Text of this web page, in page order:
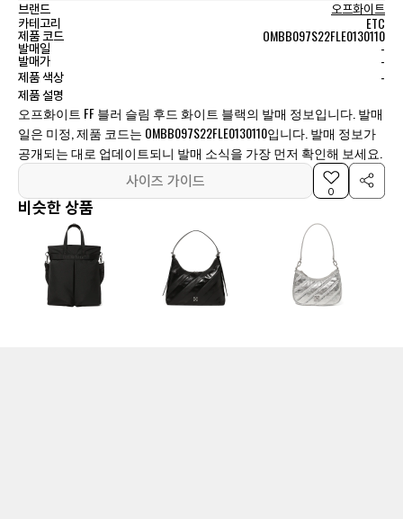
브랜드
오프화이트
카테고리
ETC
제품 코드 OMBB097S22FLE0130110
발매일 -
발매가 -
제품 색상 -
제품 설명
오프화이트 FF 블러 슬림 후드 화이트 블랙의 발매 정보입니다. 발매
일은 미정, 제품 코드는 OMBB097S22FLE0130110입니다. 발매 정보가
공개되는 대로 업데이트되니 발매 소식을 가장 먼저 확인해 보세요.
사이즈 가이드
0
비슷한 상품